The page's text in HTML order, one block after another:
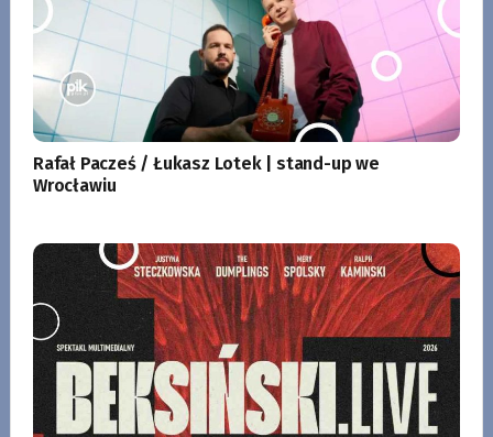
Rafał Pacześ / Łukasz Lotek | stand-up we
Wrocławiu